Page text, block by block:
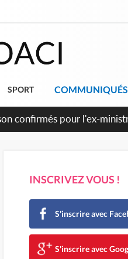
SPORT COMMUNIQUÉS
INSCRIVEZ VOUS !
S'inscrire avec
S'inscrire avec